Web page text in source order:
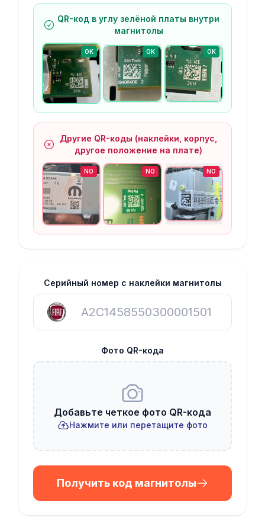
QR-код в углу зелёной платы внутри
магнитолы
OK OK OK
Другие QR-коды (наклейки, корпус,
другое положение на плате)
NO NO NO
Серийный номер с наклейки магнитолы
Фото QR-кода
Добавьте четкое фото QR-кода
Нажмите или перетащите фото
Получить код магнитолы